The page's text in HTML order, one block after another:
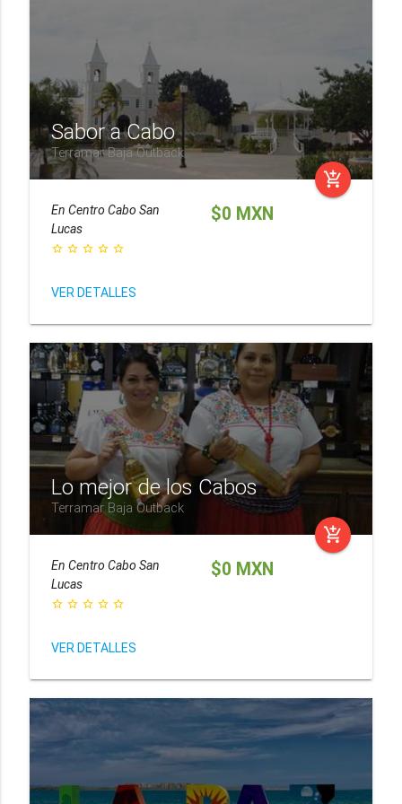
Sabor a Cabo
Terramar Baja Outback
add_shopping_cart
En Centro Cabo San
Lucas
star_border star_border star_border star_border star_border
VER DETALLES
$0 MXN
Lo mejor de los Cabos
Terramar Baja Outback
add_shopping_cart
En Centro Cabo San
Lucas
star_border star_border star_border star_border star_border
VER DETALLES
$0 MXN